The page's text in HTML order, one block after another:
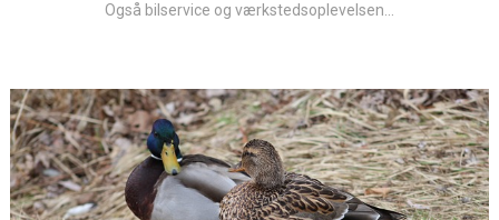
Også bilservice og værkstedsoplevelsen...